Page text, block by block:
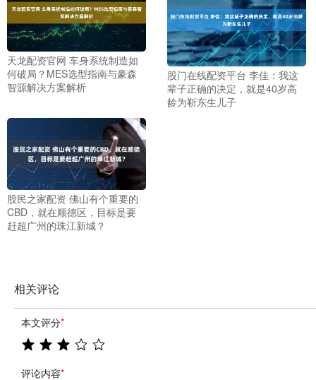
天龙配资官网 车身系统制造如
何破局？MES选型指南与豪森
智源解决方案解析
股门在线配资平台 李佳：我这
辈子正确的决定，就是40岁高
龄为靳东生儿子
股民之家配资 佛山有个重要的
CBD，就在顺德区，目标是要
赶超广州的珠江新城？
相关评论
本文评分*
评论内容*